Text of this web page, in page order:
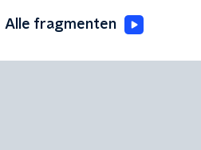
Alle fragmenten